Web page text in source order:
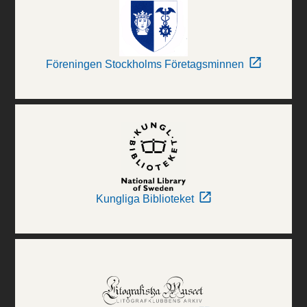
Föreningen Stockholms Företagsminnen
Kungliga Biblioteket